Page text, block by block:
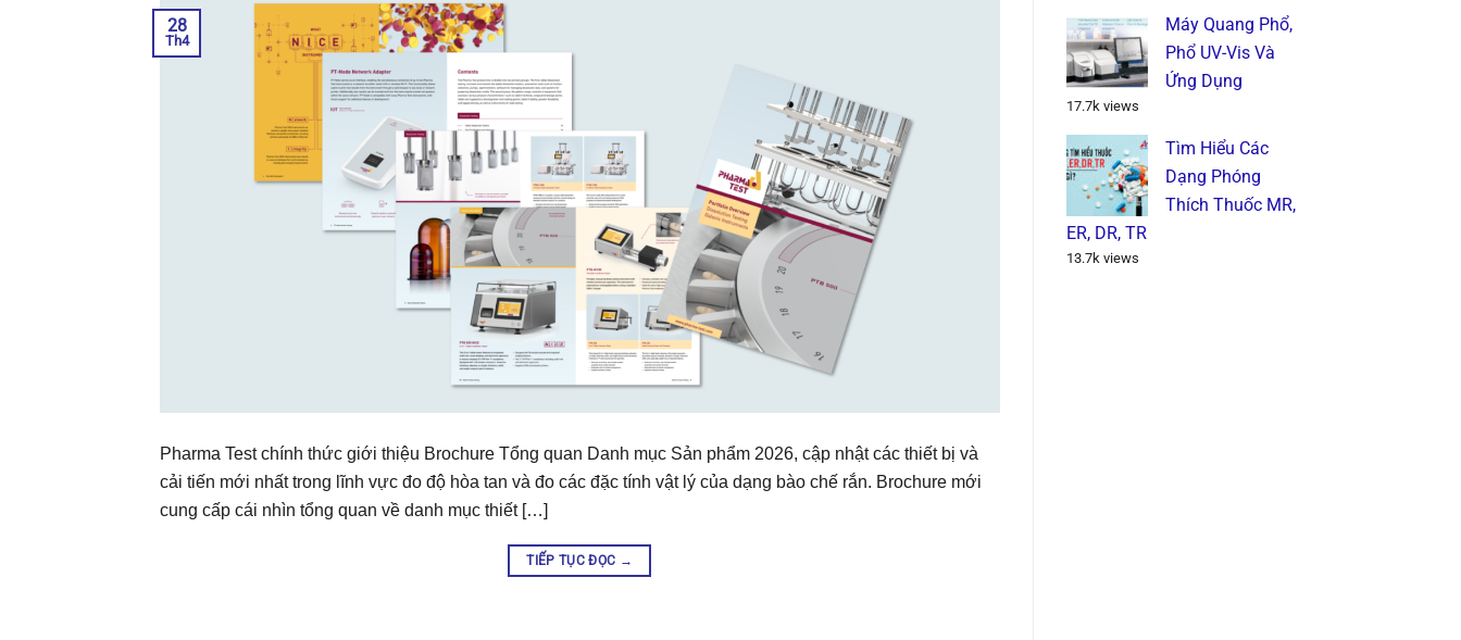
28
Th4
Pharma Test chính thức giới thiệu Brochure Tổng quan Danh mục Sản phẩm 2026, cập nhật các thiết bị và
cải tiến mới nhất trong lĩnh vực đo độ hòa tan và đo các đặc tính vật lý của dạng bào chế rắn. Brochure mới
cung cấp cái nhìn tổng quan về danh mục thiết […]
TIẾP TỤC ĐỌC →
Máy Quang Phổ,
Phổ UV-Vis Và
Ứng Dụng
17.7k views
Tìm Hiểu Các
Dạng Phóng
Thích Thuốc MR,
ER, DR, TR
13.7k views